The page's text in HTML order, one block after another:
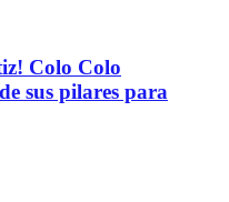
Colo Colo
sus pilares para